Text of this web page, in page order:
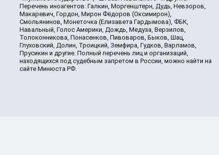
Перечень иноагентов: Галкин, Моргенштерн, Дудь, Невзоров,
Макаревич, Гордон, Мирон Фёдоров (Оксимирон),
Смольянинов, Монеточка (Елизавета Гардымова), ФБК,
Навальный, Голос Америки, Дождь, Медуза, Верзилов,
Толоконникова, Понасенков, Пивоваров, Быков, Шац,
Глуховский, Долин, Троицкий, Земфира, Гудков, Варламов,
Прусикин и другие. Полный перечень лиц и организаций,
находящихся под судебным запретом в России, можно найти на
сайте Минюста РФ.